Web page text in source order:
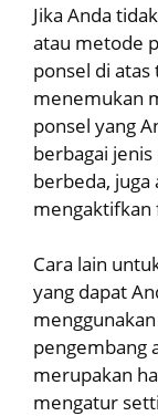
Jika Anda
atau metode
ponsel di
menemukan
ponsel yang
berbagai
berbeda, juga
Cara lain
yang dapat
pengembang
merupakan
mengatur